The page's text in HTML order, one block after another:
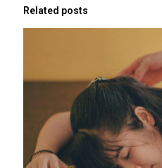
Related posts